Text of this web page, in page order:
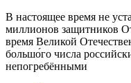
В настоящее время не
миллионов защитников
время Великой
большо́го числа
непогребёнными